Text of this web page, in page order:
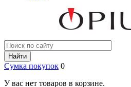
Найти
Сумка покупок 0
У вас нет товаров в корзине.